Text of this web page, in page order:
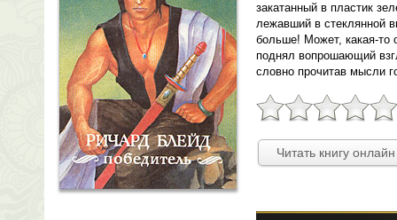
закатанный в пластик
лежавший в стеклянной
больше! Может, какая-то
поднял вопрошающий
словно прочитав мысли
Читать книгу